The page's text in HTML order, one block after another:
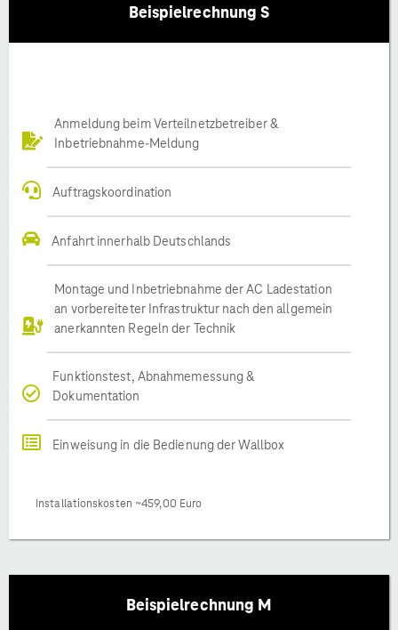
Beispielrechnung S
Anmeldung beim Verteilnetzbetreiber &
Inbetriebnahme-Meldung
Auftragskoordination
Anfahrt innerhalb Deutschlands
Montage und Inbetriebnahme der AC Ladestation
an vorbereiteter Infrastruktur nach den allgemein
anerkannten Regeln der Technik
Funktionstest, Abnahmemessung &
Dokumentation
Einweisung in die Bedienung der Wallbox
Installationskosten ~459,00 Euro
Beispielrechnung M